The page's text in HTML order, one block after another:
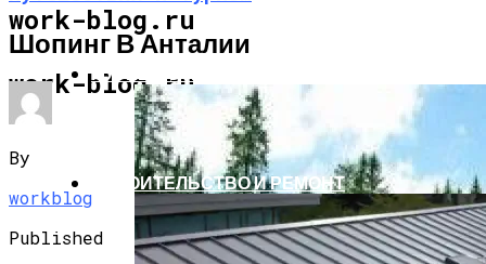
work-blog.ru
work-blog.ru
ПУТЕШЕСТВИЯ И ТУРИЗМ
СТРОИТЕЛЬСТВО И РЕМОНТ
Шопинг В Анталии
By
workblog
Published